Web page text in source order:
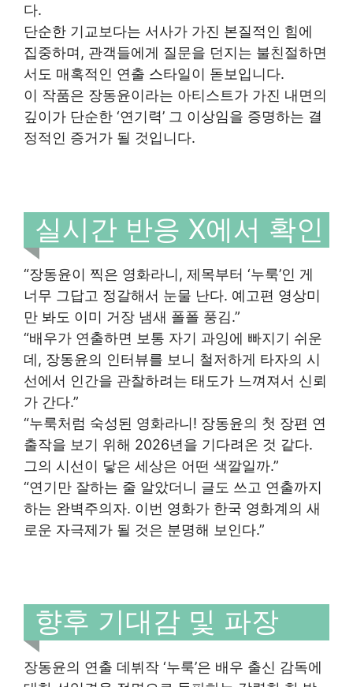
다.
단순한 기교보다는 서사가 가진 본질적인 힘에
집중하며, 관객들에게 질문을 던지는 불친절하면
서도 매혹적인 연출 스타일이 돋보입니다.
이 작품은 장동윤이라는 아티스트가 가진 내면의
깊이가 단순한 ‘연기력’ 그 이상임을 증명하는 결
정적인 증거가 될 것입니다.
실시간 반응 X에서 확인
“장동윤이 찍은 영화라니, 제목부터 ‘누룩’인 게
너무 그답고 정갈해서 눈물 난다. 예고편 영상미
만 봐도 이미 거장 냄새 폴폴 풍김.”
“배우가 연출하면 보통 자기 과잉에 빠지기 쉬운
데, 장동윤의 인터뷰를 보니 철저하게 타자의 시
선에서 인간을 관찰하려는 태도가 느껴져서 신뢰
가 간다.”
“누룩처럼 숙성된 영화라니! 장동윤의 첫 장편 연
출작을 보기 위해 2026년을 기다려온 것 같다.
그의 시선이 닿은 세상은 어떤 색깔일까.”
“연기만 잘하는 줄 알았더니 글도 쓰고 연출까지
하는 완벽주의자. 이번 영화가 한국 영화계의 새
로운 자극제가 될 것은 분명해 보인다.”
향후 기대감 및 파장
장동윤의 연출 데뷔작 ‘누룩’은 배우 출신 감독에